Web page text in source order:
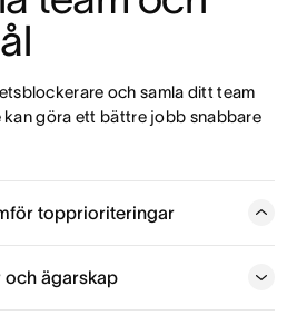
och samla ditt team
kan göra ett bättre jobb snabbare
topprioriteringar
uppnå milstolpar och håll alla
förlopp.
ägarskap